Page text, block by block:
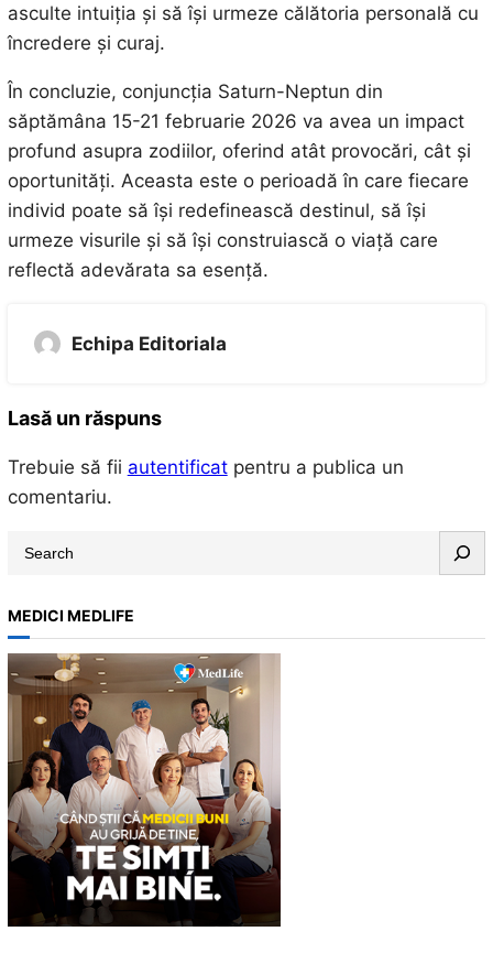
asculte intuiția și să își urmeze călătoria personală cu
încredere și curaj.
În concluzie, conjuncția Saturn-Neptun din
săptămâna 15-21 februarie 2026 va avea un impact
profund asupra zodiilor, oferind atât provocări, cât și
oportunități. Aceasta este o perioadă în care fiecare
individ poate să își redefinească destinul, să își
urmeze visurile și să își construiască o viață care
reflectă adevărata sa esență.
Echipa Editoriala
Lasă un răspuns
Trebuie să fii autentificatpentru a publica un
comentariu.
r
c
h
MEDICI MEDLIFE